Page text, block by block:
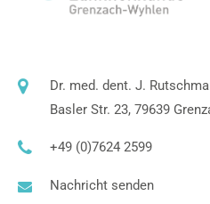
Dr. med. dent. J.
Basler Str. 23, 79639
+49 (0)7624 2599
Nachricht senden